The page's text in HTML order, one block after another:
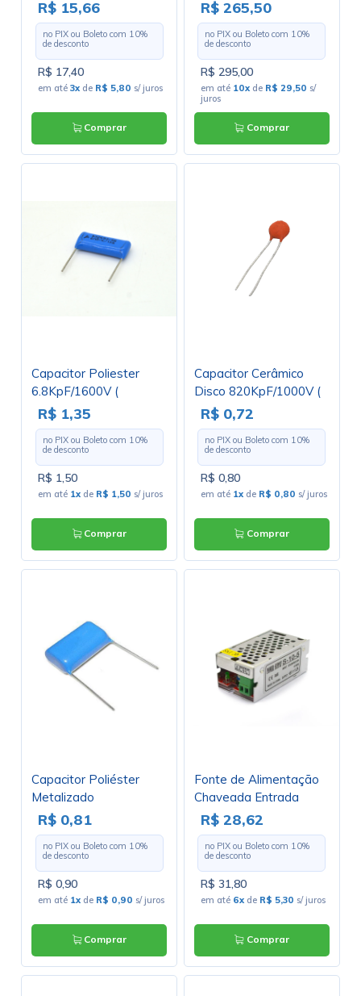
PM1-10
R$ 15,66
no PIX ou Boleto com 10%
de desconto
R$ 17,40
em até3x de R$ 5,80 s/ juros
Comprar
R$ 265,50
no PIX ou Boleto com 10%
de desconto
R$ 295,00
em até 10x de R$ 29,50 s/
juros
Comprar
Capacitor Poliester
6.8KpF/1600V (
0.0068uF / 6.8nF / 682 )
Série 32693
R$ 1,35
no PIX ou Boleto com 10%
de desconto
R$ 1,50
em até 1x de R$ 1,50 s/ juros
Comprar
Capacitor Cerâmico
Disco 820KpF/1000V (
821 / 0.82nF /
0.00082uF ) - Cód. Loja
4903
R$ 0,72
no PIX ou Boleto com 10%
de desconto
R$ 0,80
em até 1x de R$ 0,80 s/ juros
Comprar
Capacitor Poliéster
Metalizado
680KpF/100V ( 0.68uF /
680nF / 684 ) Série
32591
R$ 0,81
no PIX ou Boleto com 10%
de desconto
R$ 0,90
em até 1x de R$ 0,90 s/ juros
Comprar
Fonte de Alimentação
Chaveada Entrada
87~264V Saída 5V/1.2A
- Bivolt - S-10-5
R$ 28,62
no PIX ou Boleto com 10%
de desconto
R$ 31,80
em até 6x de R$ 5,30 s/ juros
Comprar